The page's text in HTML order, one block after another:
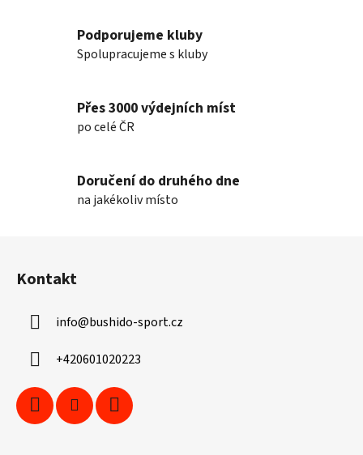
Podporujeme kluby
Spolupracujeme s kluby
Přes 3000 výdejních míst
po celé ČR
Doručení do druhého dne
na jakékoliv místo
Kontakt
info@bushido-sport.cz
+420601020223